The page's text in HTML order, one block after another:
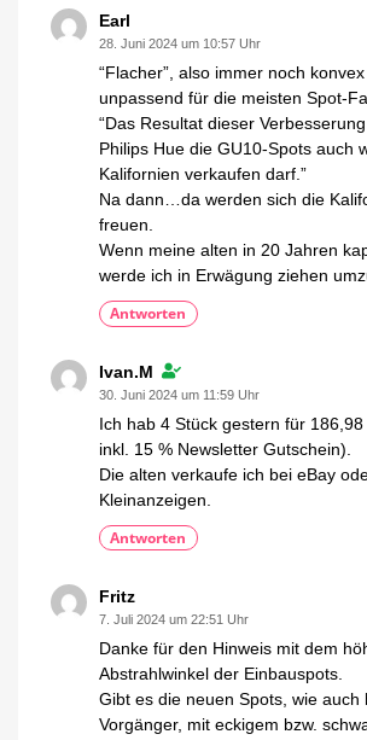
Earl
28. Juni 2024 um 10:57 Uhr
“Flacher”, also immer noch
unpassend für die meisten Spot-
“Das Resultat dieser
Philips Hue die GU10-Spots auch
Kalifornien verkaufen darf.”
Na dann…da werden sich die
freuen.
Wenn meine alten in 20 Jahren
werde ich in Erwägung ziehen
Antworten
Ivan.M
30. Juni 2024 um 11:59 Uhr
Ich hab 4 Stück gestern für
inkl. 15 % Newsletter Gutschein).
Die alten verkaufe ich bei eBay
Kleinanzeigen.
Antworten
Fritz
7. Juli 2024 um 22:51 Uhr
Danke für den Hinweis mit dem
Abstrahlwinkel der Einbauspots.
Gibt es die neuen Spots, wie auch
Vorgänger, mit eckigem bzw.